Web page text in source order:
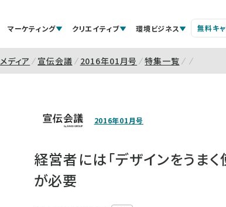
マーケティング クリエイティブ 環境ビジネス 無料キ
メディア 宣伝会議 2016年01月号 特集一覧
2016年01月号
経営者には「デザインをうまく
が必要